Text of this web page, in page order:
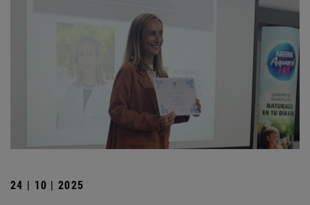
24 | 10 | 2025